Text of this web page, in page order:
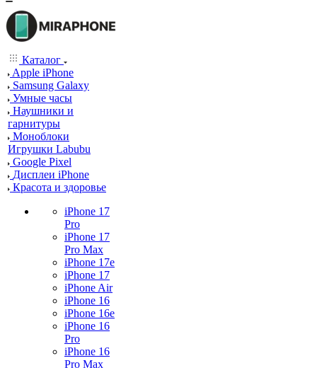
Каталог
Apple iPhone
Samsung Galaxy
Умные часы
Наушники и
гарнитуры
Моноблоки
Игрушки Labubu
Google Pixel
Дисплеи iPhone
Красота и здоровье
iPhone 17
Pro
iPhone 17
Pro Max
iPhone 17e
iPhone 17
iPhone Air
iPhone 16
iPhone 16e
iPhone 16
Pro
iPhone 16
Pro Max